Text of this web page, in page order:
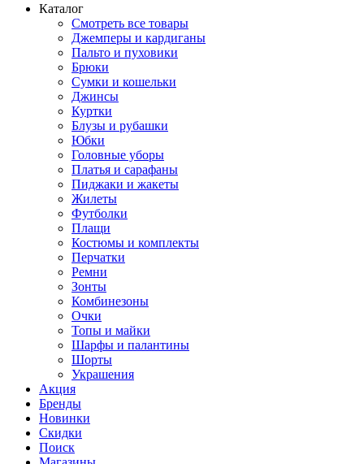
Каталог
Смотреть все товары
Джемперы и кардиганы
Пальто и пуховики
Брюки
Сумки и кошельки
Джинсы
Куртки
Блузы и рубашки
Юбки
Головные уборы
Платья и сарафаны
Пиджаки и жакеты
Жилеты
Футболки
Плащи
Костюмы и комплекты
Перчатки
Ремни
Зонты
Комбинезоны
Очки
Топы и майки
Шарфы и палантины
Шорты
Украшения
Акция
Бренды
Новинки
Скидки
Поиск